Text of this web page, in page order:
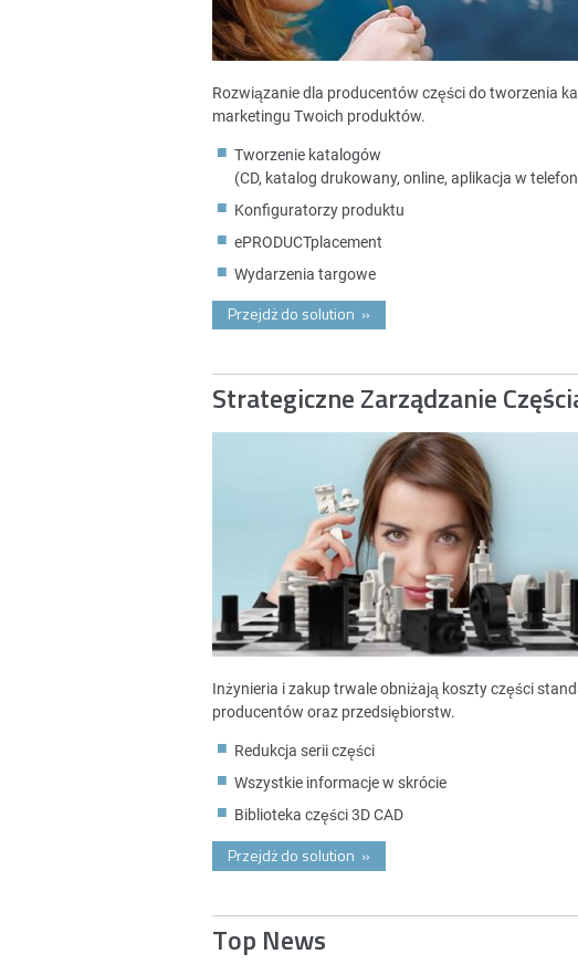
Rozwiązanie dla producentów części do tworzenia
marketingu Twoich produktów.
Tworzenie katalogów
(CD, katalog drukowany, online, aplikacja w
Konfiguratorzy produktu
ePRODUCTplacement
Wydarzenia targowe
Przejdż do solution »
Strategiczne Zarządzanie
Inżynieria i zakup trwale obniżają koszty części
producentów oraz przedsiębiorstw.
Redukcja serii części
Wszystkie informacje w skrócie
Biblioteka części 3D CAD
Przejdż do solution »
Top News